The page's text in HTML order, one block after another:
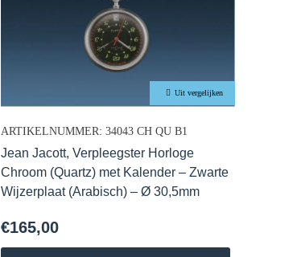
Uit vergelijken
ARTIKELNUMMER: 34043 CH QU B1
Jean Jacott, Verpleegster Horloge
Chroom (Quartz) met Kalender – Zwarte
Wijzerplaat (Arabisch) – Ø 30,5mm
€165,00